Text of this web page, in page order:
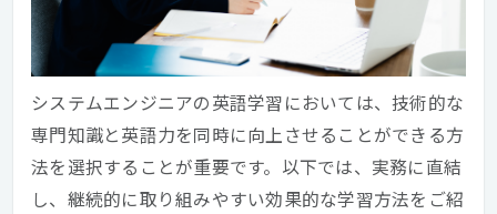
システムエンジニアの英語学習においては、技術的な
専門知識と英語力を同時に向上させることができる方
法を選択することが重要です。以下では、実務に直結
し、継続的に取り組みやすい効果的な学習方法をご紹